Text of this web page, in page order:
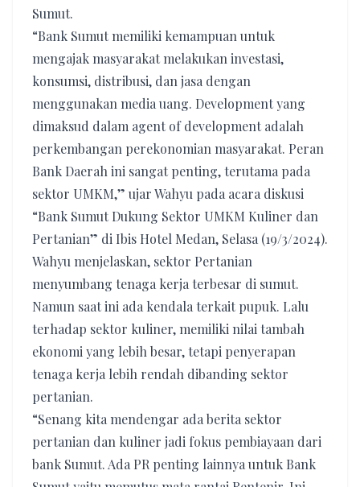
Sumut.
“Bank Sumut memiliki kemampuan untuk
mengajak masyarakat melakukan investasi,
konsumsi, distribusi, dan jasa dengan
menggunakan media uang. Development yang
dimaksud dalam agent of development adalah
perkembangan perekonomian masyarakat. Peran
Bank Daerah ini sangat penting, terutama pada
sektor UMKM,” ujar Wahyu pada acara diskusi
“Bank Sumut Dukung Sektor UMKM Kuliner dan
Pertanian” di Ibis Hotel Medan, Selasa (19/3/2024).
Wahyu menjelaskan, sektor Pertanian
menyumbang tenaga kerja terbesar di sumut.
Namun saat ini ada kendala terkait pupuk. Lalu
terhadap sektor kuliner, memiliki nilai tambah
ekonomi yang lebih besar, tetapi penyerapan
tenaga kerja lebih rendah dibanding sektor
pertanian.
“Senang kita mendengar ada berita sektor
pertanian dan kuliner jadi fokus pembiayaan dari
bank Sumut. Ada PR penting lainnya untuk Bank